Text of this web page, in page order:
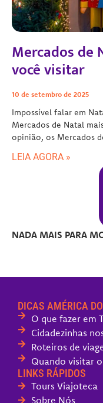
Mercados de
você visitar
10 de setembro de 2025
Impossível falar em
Mercados de Natal
opinião, os Mercados
LEIA AGORA »
NADA MAIS PARA
DICAS AMÉRICA
O que fazer em
Cidadezinhas
Roteiros de
Quando visitar
LINKS RÁPIDOS
Tours Viajoteca
Sobre Nós